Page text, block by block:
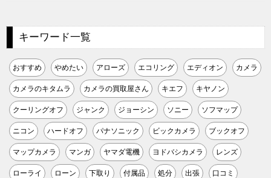
キーワード一覧
おすすめ やめたい アローズ エコリング エディオン カメラ
カメラのキタムラ カメラの買取屋さん キエフ キヤノン
クーリングオフ ジャンク ジョーシン ソニー ソフマップ
ニコン ハードオフ パナソニック ビックカメラ ブックオフ
マップカメラ マンガ ヤマダ電機 ヨドバシカメラ レンズ
ローライ ローン 下取り 付属品 処分 出張 口コミ